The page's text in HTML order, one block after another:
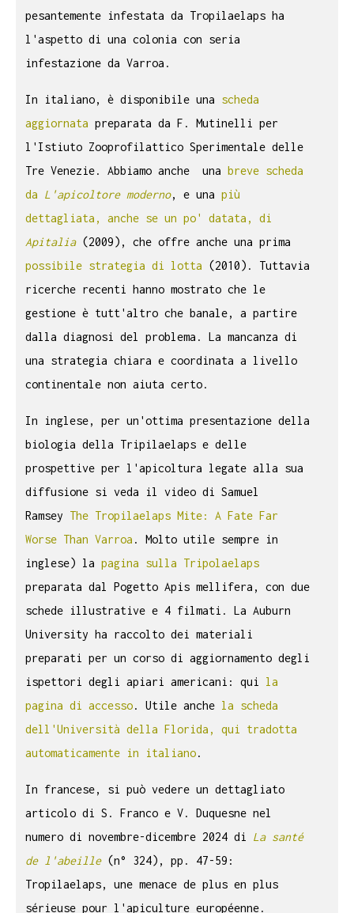
pesantemente infestata da Tropilaelaps ha
l'aspetto di una colonia con seria
infestazione da Varroa.
In italiano, è disponibile una scheda
aggiornata preparata da F. Mutinelli per
l'Istiuto Zooprofilattico Sperimentale delle
Tre Venezie. Abbiamo anche una breve scheda
da L'apicoltore moderno, e una più
dettagliata, anche se un po' datata, di
Apitalia(2009), che offre anche una prima
possibile strategia di lotta (2010). Tuttavia
ricerche recenti hanno mostrato che le
gestione è tutt'altro che banale, a partire
dalla diagnosi del problema. La mancanza di
una strategia chiara e coordinata a livello
continentale non aiuta certo.
In inglese, per un'ottima presentazione della
biologia della Tripilaelaps e delle
prospettive per l'apicoltura legate alla sua
diffusione si veda il video di Samuel
Ramsey The Tropilaelaps Mite: A Fate Far
Worse Than Varroa . Molto utile sempre in
inglese) la pagina sulla Tripolaelaps
preparata dal Pogetto Apis mellifera, con due
schede illustrative e 4 filmati. La Auburn
University ha raccolto dei materiali
preparati per un corso di aggiornamento degli
ispettori degli apiari americani: qui la
pagina di accesso. Utile anche la scheda
dell'Università della Florida, qui tradotta
automaticamente in italiano.
In francese, si può vedere un dettagliato
articolo di S. Franco e V. Duquesne nel
numero di novembre-dicembre 2024 di La santé
de l'abeille(n° 324), pp. 47-59:
Tropilaelaps, une menace de plus en plus
sérieuse pour l'apiculture européenne.